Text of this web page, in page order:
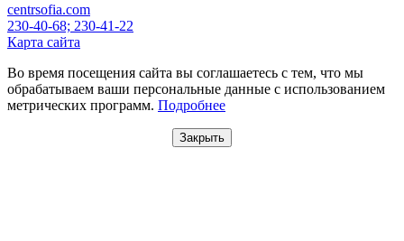
centrsofia.com
230-40-68; 230-41-22
Карта сайта
Во время посещения сайта вы соглашаетесь с тем, что мы
обрабатываем ваши персональные данные с использованием
метрических программ. Подробнее
Закрыть